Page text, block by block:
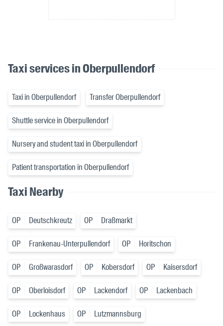
Taxi services in Oberpullendorf
Taxi in Oberpullendorf Transfer Oberpullendorf
Shuttle service in Oberpullendorf
Nursery and student taxi in Oberpullendorf
Patient transportation in Oberpullendorf
Taxi Nearby
OP Deutschkreutz OP Draßmarkt
OP Frankenau-Unterpullendorf OP Horitschon
OP Großwarasdorf OP Kobersdorf OP Kaisersdorf
OP Oberloisdorf OP Lackendorf OP Lackenbach
OP Lockenhaus OP Lutzmannsburg